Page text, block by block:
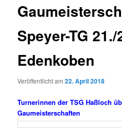
Speyer-TG
Edenkoben
Veröffentlicht am22. April 2018
Turnerinnen der TSG Haßloch
Gaumeisterschaften